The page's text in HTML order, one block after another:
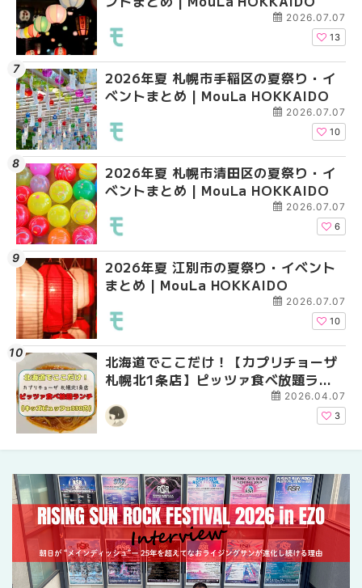
2026.07.07
13
2026年夏 札幌市手稲区の夏祭り・イ
ベントまとめ | MouLa HOKKAIDO
2026.07.07
10
2026年夏 札幌市清田区の夏祭り・イ
ベントまとめ | MouLa HOKKAIDO
2026.07.07
6
2026年夏 江別市の夏祭り・イベント
まとめ | MouLa HOKKAIDO
2026.07.07
10
北海道でここだけ！【カプリチョーザ
札幌北1条店】ピッツァ食べ放題ラン
チがコスパ最強だった！【キッズビュ
ッフェ330円】 | MouLa HOKKAIDO
2026.04.07
3
2026年夏 札幌市中央
ベントまとめ |
2026年夏 札幌市手稲
ベントまとめ |
2026年夏 札幌市南区
ントまとめ | MouLa
札幌の麻辣湯（マーラ
め専門店9選！本場の
新店まで徹底比較 |
2026年夏 札幌市豊平
ベントまとめ |
2026年夏 札幌市東区
ントまとめ | MouLa
2026年夏 札幌市南区
ントまとめ | MouLa
2026年夏 恵庭市・千
イベントまとめ |